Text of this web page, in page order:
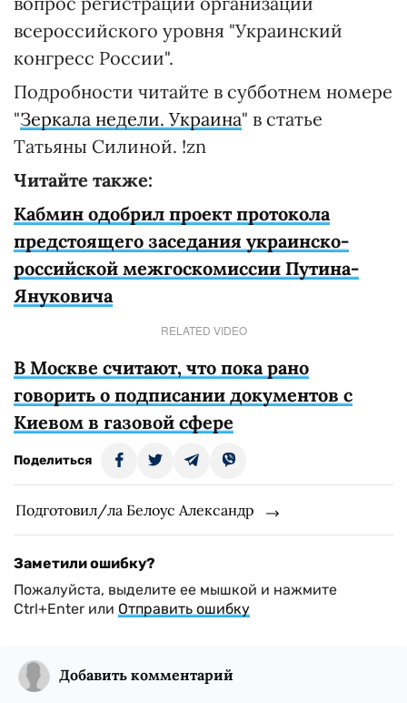
всероссийского уровня "Украинский
конгресс России".
Подробности читайте в субботнем номере
"Зеркала недели. Украина" в статье
Татьяны Силиной. !zn
Читайте также:
Кабмин одобрил проект протокола
предстоящего заседания украинско-
российской межгоскомиссии Путина-
Януковича
RELATED VIDEO
В Москве считают, что пока рано
говорить о подписании документов с
Киевом в газовой сфере
Поделиться
Подготовил/ла Белоус Александр
Заметили ошибку?
Пожалуйста, выделите ее мышкой и нажмите
Ctrl+Enter или Отправить ошибку
Добавить комментарий